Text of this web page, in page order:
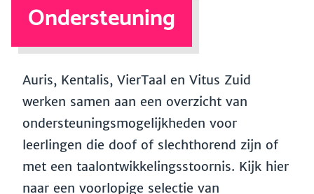
Ondersteuning
Auris, Kentalis, VierTaal en Vitus Zuid
werken samen aan een overzicht van
ondersteuningsmogelijkheden voor
leerlingen die doof of slechthorend zijn of
met een taalontwikkelingsstoornis. Kijk hier
naar een voorlopige selectie van